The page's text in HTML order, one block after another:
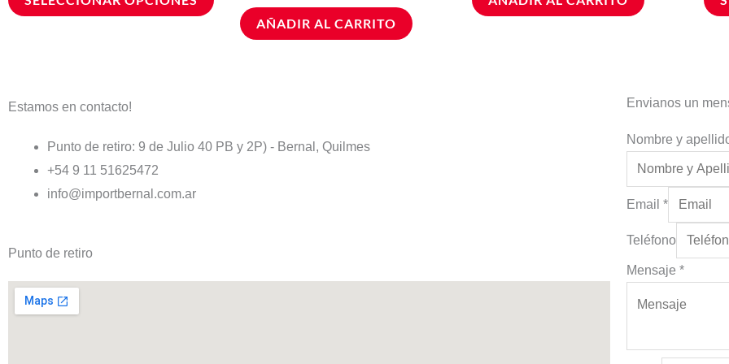
pueden
de
AÑADIR AL CARRITO
Estamos en contacto!
Punto de retiro: 9 de Julio 40 PB y 2P) - Bernal, Quilmes
+54 9 11 51625472
info@importbernal.com.ar
Punto de retiro
Envianos un
Nombre y
Email *
Teléfono
Mensaje *